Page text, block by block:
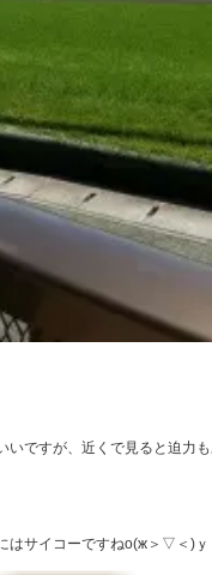
いですが、近くで見ると迫力
はサイコーですねо(ж＞▽＜)